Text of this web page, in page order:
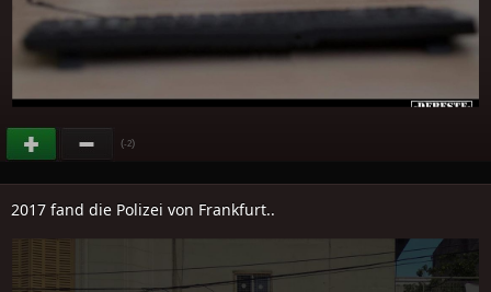
(-2)
2017 fand die Polizei von Frankfurt..